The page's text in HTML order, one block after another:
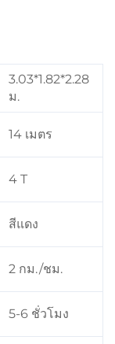
3.03*1.82*2.28
ม.
14 เมตร
4 T
สีแดง
2 กม./ชม.
5-6 ชั่วโมง